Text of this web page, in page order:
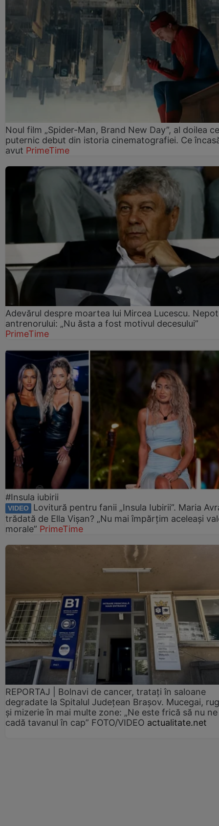
Noul film „Spider-Man, Brand New Day”, al doilea
puternic debut din istoria cinematografiei. Ce
avut PrimeTime
Adevărul despre moartea lui Mircea Lucescu.
antrenorului: „Nu ăsta a fost motivul decesului”
PrimeTime
#Insula iubirii
VIDEO
Lovitură pentru fanii „Insula Iubirii”. Maria
trădată de Ella Vișan? „Nu mai împărțim aceleași
morale” PrimeTime
REPORTAJ | Bolnavi de cancer, tratați în saloane
degradate la Spitalul Județean Brașov. Mucegai,
și mizerie în mai multe zone: „Ne este frică să nu ne
cadă tavanul în cap” FOTO/VIDEO actualitate.net